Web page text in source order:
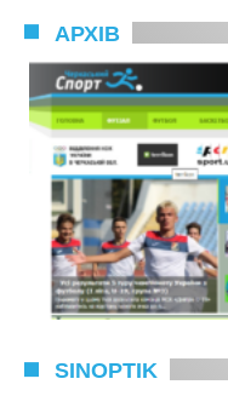
АРХІВ
SINOPTIK